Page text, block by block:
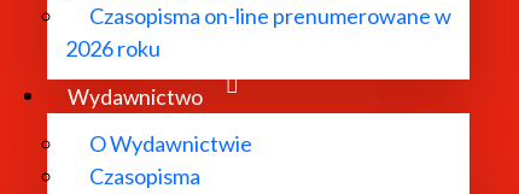
Czasopisma on-line prenumerowane w
2026 roku
Wydawnictwo
O Wydawnictwie
Czasopisma